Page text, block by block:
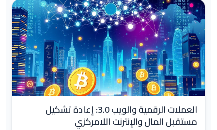
العملات الرقمية والويب 3.0: إعادة تشكيل
مستقبل المال والإنترنت اللامركزي